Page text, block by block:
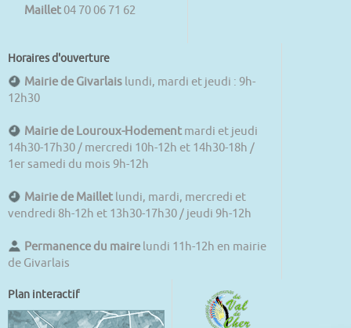
Maillet 04 70 06 71 62
Horaires d'ouverture
Mairie de Givarlais lundi, mardi et jeudi : 9h-
12h30
Mairie de Louroux-Hodement mardi et jeudi
14h30-17h30 / mercredi 10h-12h et 14h30-18h /
1er samedi du mois 9h-12h
Mairie de Maillet lundi, mardi, mercredi et
vendredi 8h-12h et 13h30-17h30 / jeudi 9h-12h
Permanence du maire lundi 11h-12h en mairie
de Givarlais
Plan interactif